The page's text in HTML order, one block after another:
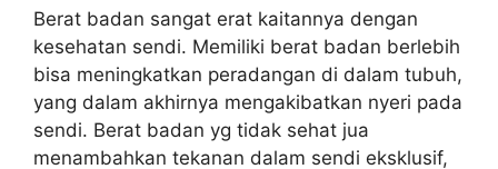
Berat badan sangat erat kaitannya dengan
kesehatan sendi. Memiliki berat badan berlebih
bisa meningkatkan peradangan di dalam tubuh,
yang dalam akhirnya mengakibatkan nyeri pada
sendi. Berat badan yg tidak sehat jua
menambahkan tekanan dalam sendi eksklusif,